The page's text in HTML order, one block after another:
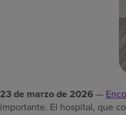
23 de marzo de 2026 —
importante. El hospital, que